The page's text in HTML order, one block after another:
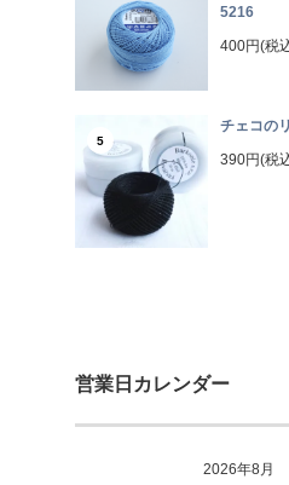
5216
400円(税
5
チェコの
390円(税
営業日カレンダー
2026年8月